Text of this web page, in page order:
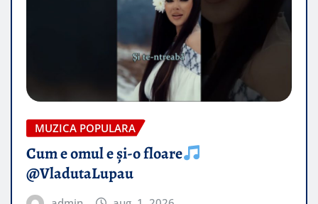
MUZICA POPULARA
Cum e omul e și-o floare
@VladutaLupau